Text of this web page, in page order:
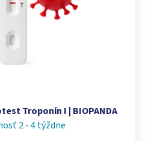
Troponín I | BIOPANDA
2 - 4 týždne